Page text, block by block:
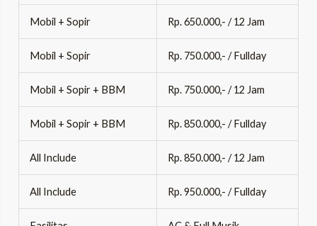
Mobil + Sopir Rp. 650.000,- / 12 Jam
Mobil + Sopir Rp. 750.000,- / Fullday
Mobil + Sopir + BBM Rp. 750.000,- / 12 Jam
Mobil + Sopir + BBM Rp. 850.000,- / Fullday
All Include Rp. 850.000,- / 12 Jam
All Include Rp. 950.000,- / Fullday